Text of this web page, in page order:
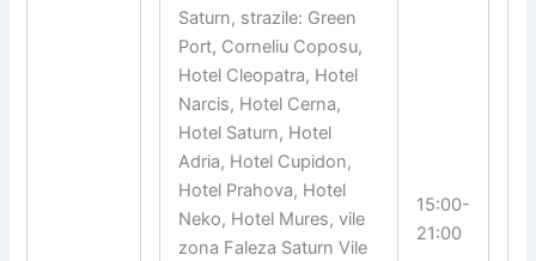
Saturn, strazile: Green
Port, Corneliu Coposu,
Hotel Cleopatra, Hotel
Narcis, Hotel Cerna,
Hotel Saturn, Hotel
Adria, Hotel Cupidon,
Hotel Prahova, Hotel
Neko, Hotel Mures, vile
zona Faleza Saturn Vile
15:00-
21:00